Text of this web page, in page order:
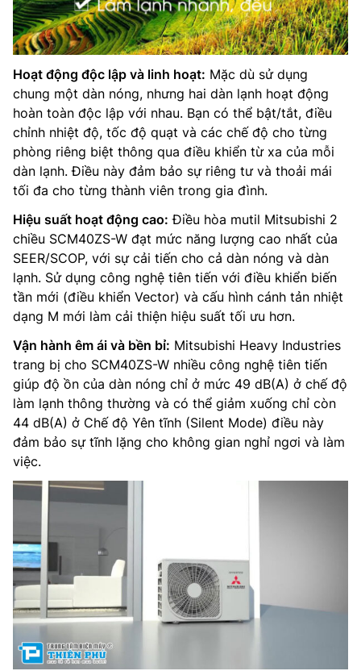
Hoạt động độc lập và linh hoạt: Mặc dù sử dụng
chung một dàn nóng, nhưng hai dàn lạnh hoạt động
hoàn toàn độc lập với nhau. Bạn có thể bật/tắt, điều
chỉnh nhiệt độ, tốc độ quạt và các chế độ cho từng
phòng riêng biệt thông qua điều khiển từ xa của mỗi
dàn lạnh. Điều này đảm bảo sự riêng tư và thoải mái
tối đa cho từng thành viên trong gia đình.
Hiệu suất hoạt động cao: Điều hòa mutil Mitsubishi 2
chiều SCM40ZS-W đạt mức năng lượng cao nhất của
SEER/SCOP, với sự cải tiến cho cả dàn nóng và dàn
lạnh. Sử dụng công nghệ tiên tiến với điều khiển biến
tần mới (điều khiển Vector) và cấu hình cánh tản nhiệt
dạng M mới làm cải thiện hiệu suất tối ưu hơn.
Vận hành êm ái và bền bỉ: Mitsubishi Heavy Industries
trang bị cho SCM40ZS-W nhiều công nghệ tiên tiến
giúp độ ồn của dàn nóng chỉ ở mức 49 dB(A) ở chế độ
làm lạnh thông thường và có thể giảm xuống chỉ còn
44 dB(A) ở Chế độ Yên tĩnh (Silent Mode) điều này
đảm bảo sự tĩnh lặng cho không gian nghỉ ngơi và làm
việc.